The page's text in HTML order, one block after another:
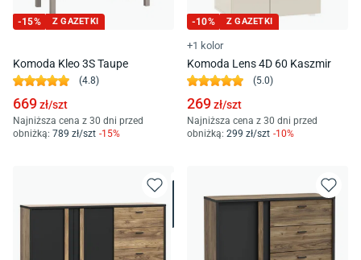
-15% Z GAZETKI
Komoda Kleo 3S Taupe
(4.8)
669zł/szt
Najniższa cena z 30 dni przed
obniżką: 789 zł/szt -15%
-10% Z GAZETKI
+1 kolor
Komoda Lens 4D 60 Kaszmir
(5.0)
269zł/szt
Najniższa cena z 30 dni przed
obniżką: 299 zł/szt -10%